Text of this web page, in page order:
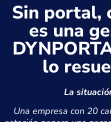
Sin portal,
es una
lo
La
Una empresa con 20